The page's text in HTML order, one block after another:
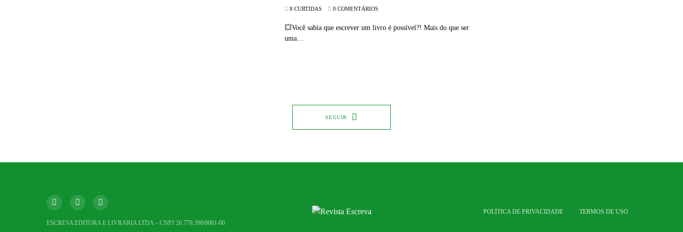
8 CURTIDAS 0 COMENTÁRIOS
💥Você sabia que escrever um livro é possível?! Mais do que ser
uma…
SEGUIR
ESCREVA EDITORA E LIVRARIA LTDA – CNPJ 26.779.396/0001-00
POLÍTICA DE PRIVACIDADE TERMOS DE USO